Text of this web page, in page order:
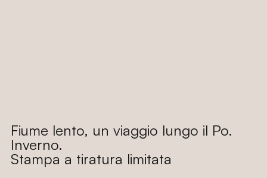
Fiume lento, un viaggio lungo il Po.
Inverno.
Stampa a tiratura limitata